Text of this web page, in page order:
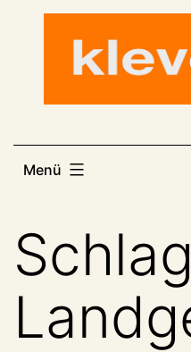
Menü